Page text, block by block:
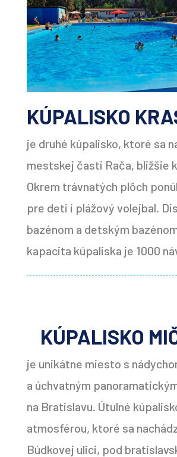
KÚPALISKO
je druhé kúpalisko, ktoré sa
mestskej časti Rača, bližšie
Okrem trávnatých plôch
pre deti i plážový volejbal.
bazénom a detským
kapacita kúpaliska je 1000
KÚPALISKO
je unikátne miesto s
a úchvatným
na Bratislavu. Útulné
atmosférou, ktoré sa
Búdkovej ulici, pod